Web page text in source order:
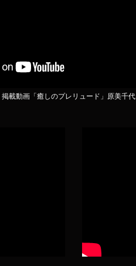
載動画「癒しのプレリュード」原美千